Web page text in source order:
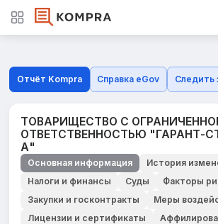
Отчёт Kompra Справка eGov Следить
ТОВАРИЩЕСТВО С
ОТВЕТСТВЕННОСТЬЮ "ГАРАНТ-
А"
Основная информация
История
Налоги и финансы
Суды
Факторы
Закупки и госконтракты
Меры
Лицензии и сертификаты